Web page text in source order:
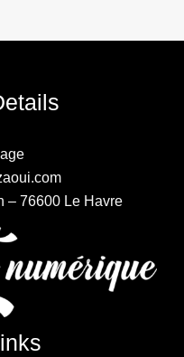
– 76600 Le Havre